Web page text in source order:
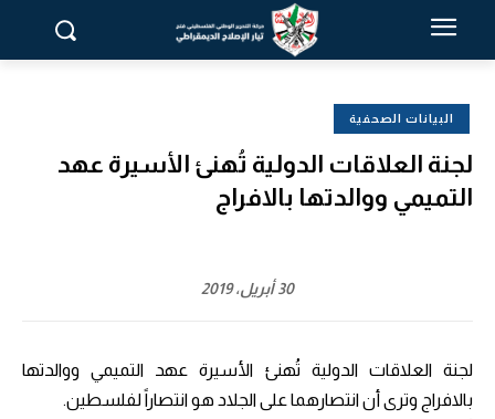
البيانات الصحفية
لجنة العلاقات الدولية تُهنئ الأسيرة عهد
التميمي ووالدتها بالافراج
30 أبريل، 2019
لجنة العلاقات الدولية تُهنئ الأسيرة عهد التميمي ووالدتها
بالافراج وترى أن انتصارهما على الجلاد هو انتصاراً لفلسطين.